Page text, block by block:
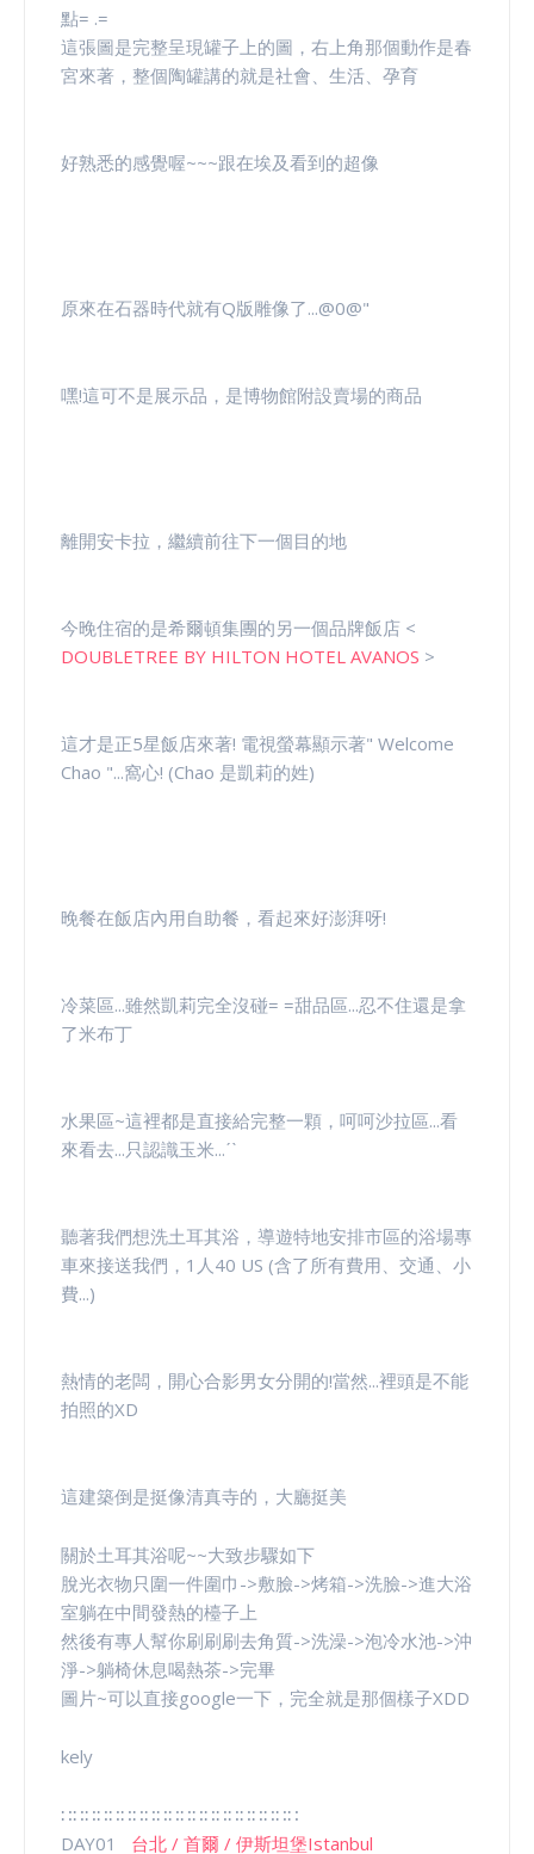
點= .=
這張圖是完整呈現罐子上的圖，右上角那個動作是春
宮來著，整個陶罐講的就是社會、生活、孕育
好熟悉的感覺喔~~~跟在埃及看到的超像
原來在石器時代就有Q版雕像了...@0@"
嘿!這可不是展示品，是博物館附設賣場的商品
離開安卡拉，繼續前往下一個目的地
今晚住宿的是希爾頓集團的另一個品牌飯店 <
DOUBLETREE BY HILTON HOTEL AVANOS >
這才是正5星飯店來著! 電視螢幕顯示著" Welcome
Chao "...窩心! (Chao 是凱莉的姓)
晚餐在飯店內用自助餐，看起來好澎湃呀!
冷菜區...雖然凱莉完全沒碰= =甜品區...忍不住還是拿
了米布丁
水果區~這裡都是直接給完整一顆，呵呵沙拉區...看
來看去...只認識玉米...ˊˋ
聽著我們想洗土耳其浴，導遊特地安排市區的浴場專
車來接送我們，1人40 US (含了所有費用、交通、小
費...)
熱情的老闆，開心合影男女分開的!當然...裡頭是不能
拍照的XD
這建築倒是挺像清真寺的，大廳挺美
關於土耳其浴呢~~大致步驟如下
脫光衣物只圍一件圍巾->敷臉->烤箱->洗臉->進大浴
室躺在中間發熱的檯子上
然後有專人幫你刷刷刷去角質->洗澡->泡冷水池->沖
淨->躺椅休息喝熱茶->完畢
圖片~可以直接google一下，完全就是那個樣子XDD
kely
∷∷∷∷∷∷∷∷∷∷∷∷∷∷∷∷∷∷∷∷
DAY01 台北 / 首爾 / 伊斯坦堡Istanbul